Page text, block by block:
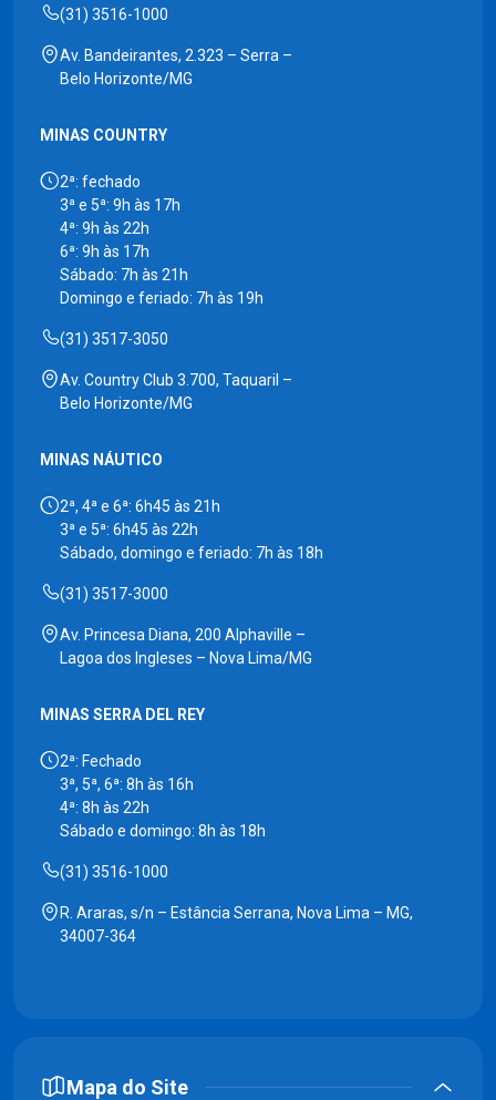
(31) 3516-1000
Av. Bandeirantes, 2.323 – Serra –
Belo Horizonte/MG
MINAS COUNTRY
2ª: fechado
3ª e 5ª: 9h às 17h
4ª: 9h às 22h
6ª: 9h às 17h
Sábado: 7h às 21h
Domingo e feriado: 7h às 19h
(31) 3517-3050
Av. Country Club 3.700, Taquaril –
Belo Horizonte/MG
MINAS NÁUTICO
2ª, 4ª e 6ª: 6h45 às 21h
3ª e 5ª: 6h45 às 22h
Sábado, domingo e feriado: 7h às 18h
(31) 3517-3000
Av. Princesa Diana, 200 Alphaville –
Lagoa dos Ingleses – Nova Lima/MG
MINAS SERRA DEL REY
2ª: Fechado
3ª, 5ª, 6ª: 8h às 16h
4ª: 8h às 22h
Sábado e domingo: 8h às 18h
(31) 3516-1000
R. Araras, s/n – Estância Serrana, Nova Lima – MG,
34007-364
Mapa do Site